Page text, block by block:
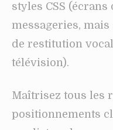
styles CSS
messageries,
de restitution
télévision).
Maîtrisez tous les
positionnements